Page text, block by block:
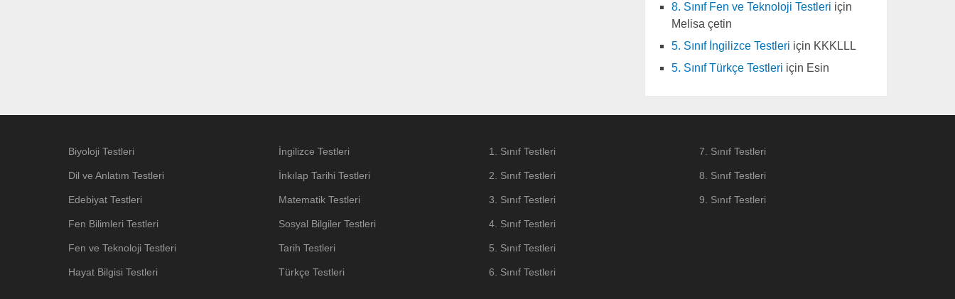
8. Sınıf Fen ve Teknoloji Testleri için
Melisa çetin
5. Sınıf İngilizce Testleri için KKKLLL
5. Sınıf Türkçe Testleri için Esin
Biyoloji Testleri
Dil ve Anlatım Testleri
Edebiyat Testleri
Fen Bilimleri Testleri
Fen ve Teknoloji Testleri
Hayat Bilgisi Testleri
İngilizce Testleri
İnkılap Tarihi Testleri
Matematik Testleri
Sosyal Bilgiler Testleri
Tarih Testleri
Türkçe Testleri
1. Sınıf Testleri
2. Sınıf Testleri
3. Sınıf Testleri
4. Sınıf Testleri
5. Sınıf Testleri
6. Sınıf Testleri
7. Sınıf Testleri
8. Sınıf Testleri
9. Sınıf Testleri